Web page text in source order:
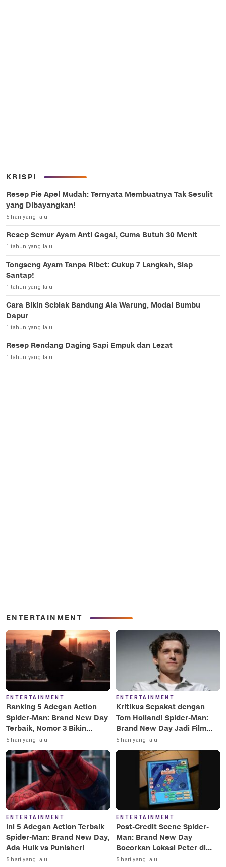
KRISPI
Resep Pie Apel Mudah: Ternyata Membuatnya Tak Sesulit
yang Dibayangkan!
5 hari yang lalu
Resep Semur Ayam Anti Gagal, Cuma Butuh 30 Menit
1 tahun yang lalu
Tongseng Ayam Tanpa Ribet: Cukup 7 Langkah, Siap
Santap!
1 tahun yang lalu
Cara Bikin Seblak Bandung Ala Warung, Modal Bumbu
Dapur
1 tahun yang lalu
Resep Rendang Daging Sapi Empuk dan Lezat
1 tahun yang lalu
ENTERTAINMENT
ENTERTAINMENT
Ranking 5 Adegan Action
Spider-Man: Brand New Day
Terbaik, Nomor 3 Bikin
Terkesima!
5 hari yang lalu
ENTERTAINMENT
Kritikus Sepakat dengan
Tom Holland! Spider-Man:
Brand New Day Jadi Film
Terbaik Era MCU
5 hari yang lalu
ENTERTAINMENT
Ini 5 Adegan Action Terbaik
Spider-Man: Brand New Day,
Ada Hulk vs Punisher!
5 hari yang lalu
ENTERTAINMENT
Post-Credit Scene Spider-
Man: Brand New Day
Bocorkan Lokasi Peter di
Luar Angkasa!
5 hari yang lalu